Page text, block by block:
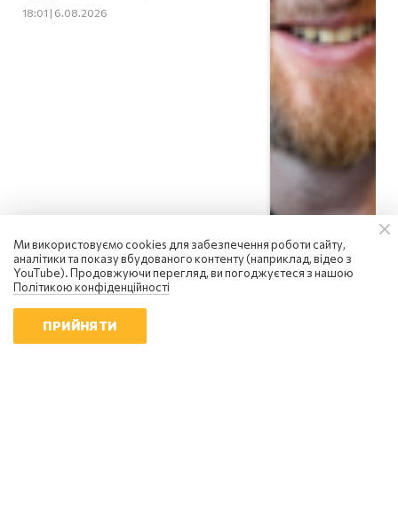
18:01 | 6.08.2026
Ми використовуємо cookies для забезпечення роботи сайту,
аналітики та показу вбудованого контенту (наприклад, відео з
YouTube). Продовжуючи перегляд, ви погоджуєтеся з нашою
Політикою конфіденційності
ПРИЙНЯТИ